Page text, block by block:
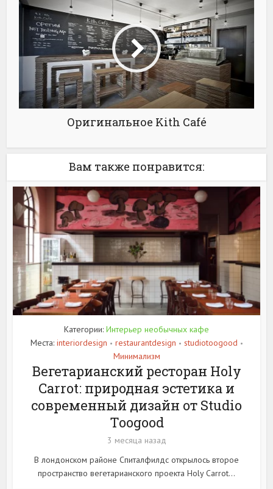
Оригинальное Kith Café
Вам также понравится:
Категории: Интерьер необычных кафе
Места: interiordesign • restaurantdesign • studiotoogood •
Минимализм
Вегетарианский ресторан Holy
Carrot: природная эстетика и
современный дизайн от Studio
Toogood
3 месяца назад
В лондонском районе Спиталфилдс открылось второе
пространство вегетарианского проекта Holy Carrot...